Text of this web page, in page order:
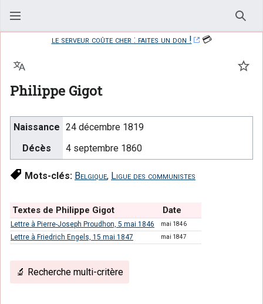
le serveur coûte cher : faites un don !
💳
Philippe Gigot
Langue
Naissance 24 décembre 1819
Décès
4 septembre 1860
Mots-clés: Belgique, Ligue des communistes
Textes de Philippe Gigot Date
Lettre à Pierre-Joseph Proudhon, 5 mai 1846 mai 1846
Lettre à Friedrich Engels, 15 mai 1847 mai 1847
🔬 Recherche multi-critère